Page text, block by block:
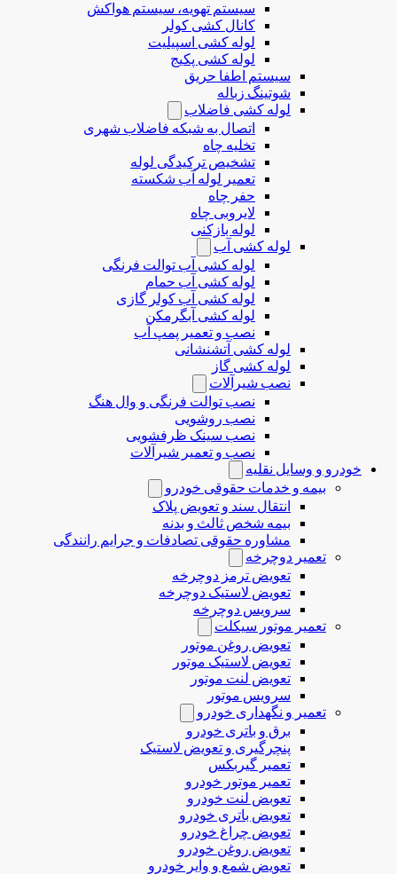
سیستم تهویه، سیستم هواکش
کانال کشی کولر
لوله کشی اسپیلیت
لوله کشی پکیج
سیستم اطفا حریق
شوتینگ زباله
لوله كشی فاضلاب
اتصال به شبکه فاضلاب شهری
تخلیه چاه
تشخیص ترکیدگی لوله
تعمیر لوله آب شکسته
حفر چاه
لایروبی چاه
لوله بازکنی
لوله کشی آب
لوله کشی آب توالت فرنگی
لوله کشی آب حمام
لوله کشی آب کولر گازی
لوله کشی آبگرمکن
نصب و تعمیر پمپ آب
لوله کشی آتشنشانی
لوله کشی گاز
نصب شیرآلات
نصب توالت فرنگی و وال هنگ
نصب روشویی
نصب سینک ظرفشویی
نصب و تعمیر شیرآلات
خودرو و وسایل نقلیه
بیمه و خدمات حقوقی خودرو
انتقال سند و تعویض پلاک
بیمه شخص ثالث و بدنه
مشاوره حقوقی تصادفات و جرایم رانندگی
تعمیر دوچرخه
تعویض ترمز دوچرخه
تعویض لاستیک دوچرخه
سرویس دوچرخه
تعمیر موتور سیکلت
تعویض روغن موتور
تعویض لاستیک موتور
تعویض لنت موتور
سرویس موتور
تعمیر و نگهداری خودرو
برق و باتری خودرو
پنچرگیری و تعویض لاستیک
تعمیر گیربکس
تعمیر موتور خودرو
تعوبض لنت خودرو
تعویض باتری خودرو
تعویض چراغ خودرو
تعویض روغن خودرو
تعویض شمع و وایر خودرو